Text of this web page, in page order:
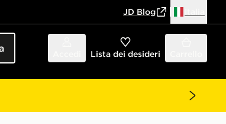
JD Blog
Lista dei desideri